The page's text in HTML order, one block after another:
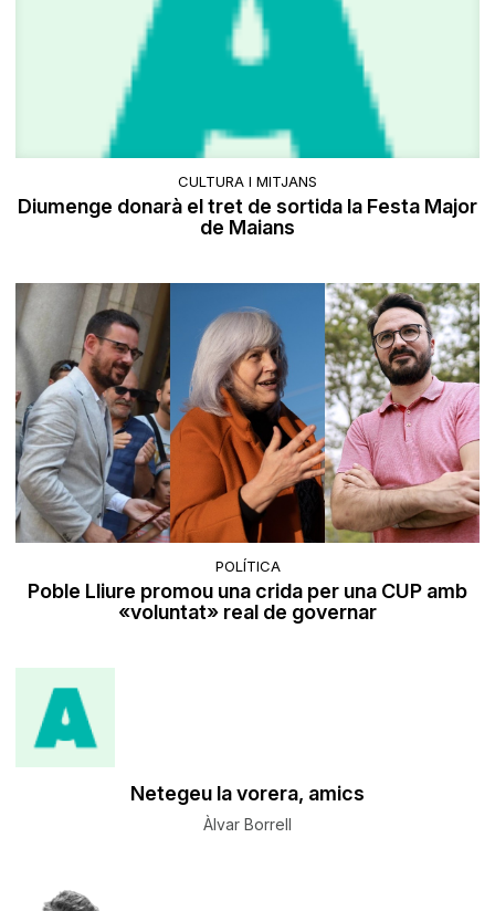
CULTURA I MITJANS
Diumenge donarà el tret de sortida la Festa Major
de Maians
POLÍTICA
Poble Lliure promou una crida per una CUP amb
«voluntat» real de governar
​Netegeu la vorera, amics
Àlvar Borrell